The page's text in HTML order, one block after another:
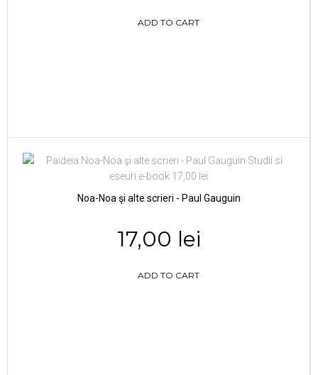
ADD TO CART
Noa-Noa şi alte scrieri - Paul Gauguin
17,00 lei
ADD TO CART